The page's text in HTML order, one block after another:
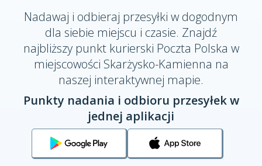
Nadawaj i odbieraj przesyłki w dogodnym
dla siebie miejscu i czasie. Znajdź
najbliższy punkt kurierski Poczta Polska w
miejscowości Skarżysko-Kamienna na
naszej interaktywnej mapie.
Punkty nadania i odbioru przesyłek w
jednej aplikacji